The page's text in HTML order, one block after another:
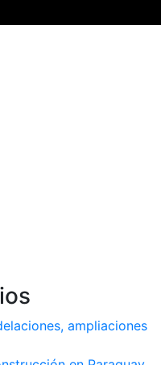
ampliaciones